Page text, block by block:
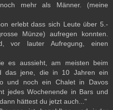
mehr als Männer. (meine
erlebt dass sich Leute über 5.-
Münze) aufregen konnten.
vor lauter Aufregung, einen
es aussieht, am meisten beim
das jene, die in 10 Jahren ein
und noch ein Chalet in Davos
jedes Wochenende in Bars und
hättest du jetzt auch..."